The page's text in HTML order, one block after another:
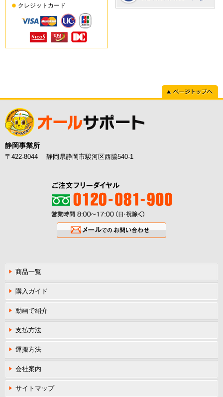
クレジットカード
静岡事業所
〒422-8044 静岡県静岡市駿河区西脇540-1
ご注文フリーダイヤル0120-081-900
営業時間8:00〜17:00（日・祝除く
商品一覧
購入ガイド
動画で紹介
支払方法
運搬方法
会社案内
サイトマップ